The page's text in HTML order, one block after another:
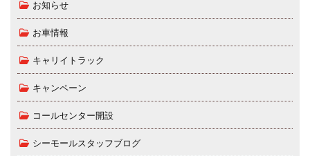
お知らせ
お車情報
キャリイトラック
キャンペーン
コールセンター開設
シーモールスタッフブログ